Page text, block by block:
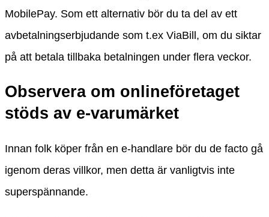
MobilePay. Som ett alternativ bör du ta del av ett
avbetalningserbjudande som t.ex ViaBill, om du siktar
på att betala tillbaka betalningen under flera veckor.
Observera om onlineföretaget
stöds av e-varumärket
Innan folk köper från en e-handlare bör du de facto gå
igenom deras villkor, men detta är vanligtvis inte
superspännande.